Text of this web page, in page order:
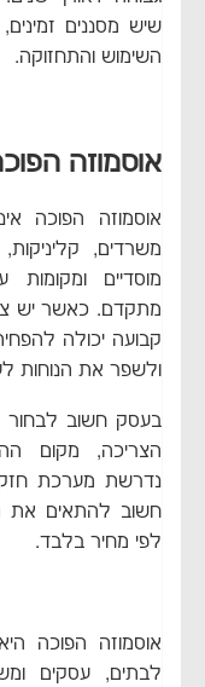
שיש מסננים
השימוש והתחזוקה.
אוסמוזה
אוסמוזה הפוכה
משרדים,
מוסדיים ומקומות
מתקדם. כאשר יש
קבועה יכולה
ולשפר את הנוחות
בעסק חשוב
הצריכה, מקום
נדרשת מערכת
חשוב להתאים את
לפי מחיר בלבד.
אוסמוזה הפוכה
לבתים, עסקים